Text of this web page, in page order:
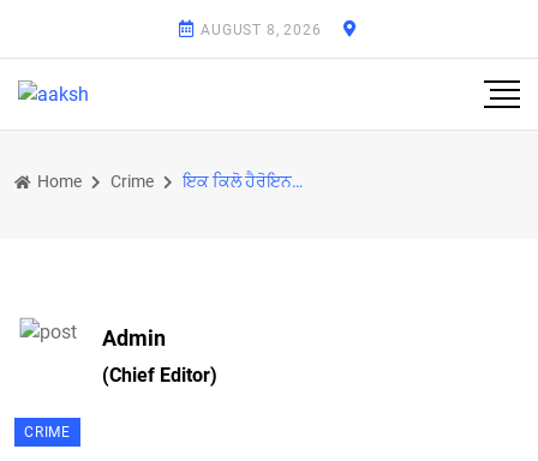
AUGUST 8, 2026
Home Crime ਇਕ ਕਿਲੋ ਹੈਰੋਇਨ ਸਮੇਤ ਮੋਗਾ ਪੁਲਸ ਨੇ ਕੀਤੇ ਪੰਜ ਨਸ਼ਾ ਤਸਕਰ ਕਾਬੂ
Admin
(Chief Editor)
CRIME